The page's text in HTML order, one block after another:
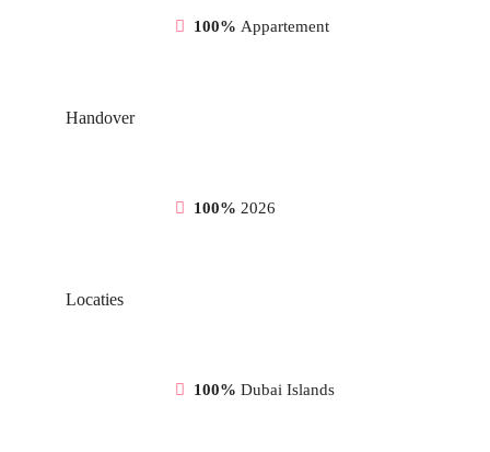
100% Appartement
Handover
100% 2026
Locaties
100% Dubai Islands